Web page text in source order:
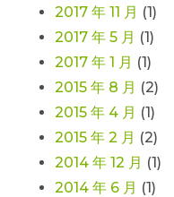
2017 年 11 月 (1)
2017 年 5 月 (1)
2017 年 1 月 (1)
2015 年 8 月 (2)
2015 年 4 月 (1)
2015 年 2 月 (2)
2014 年 12 月 (1)
2014 年 6 月 (1)